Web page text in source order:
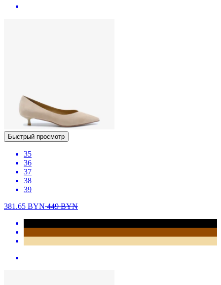
Быстрый просмотр
35
36
37
38
39
381.65 BYN449BYN